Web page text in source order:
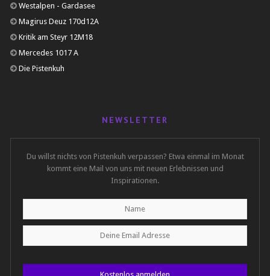
Westalpen - Gardasee
Magirus Deuz 170d12A
Kritik am Steyr 12M18
Mercedes 1017 A
Die Pistenkuh
NEWSLETTER
Du willst nichts von Pistenkuh verpassen? Etwa einmal im Monat
kommt eine Mail von uns mit neuen Erlebnissen und
Inspirationen.